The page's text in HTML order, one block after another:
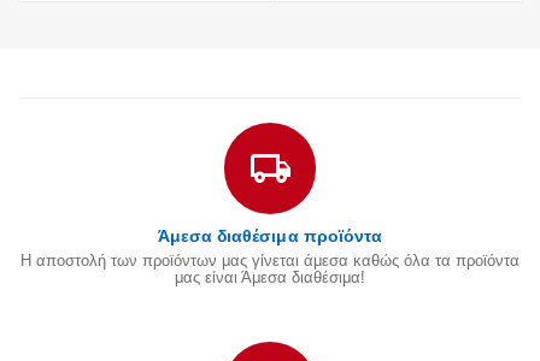
Άμεσα διαθέσιμα προϊόντα
Η αποστολή των προϊόντων μας γίνεται άμεσα καθώς όλα τα προϊόντα
μας είναι Άμεσα διαθέσιμα!